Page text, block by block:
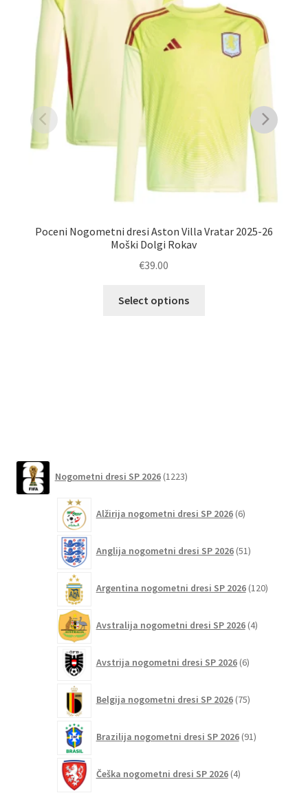
Poceni Nogometni dresi Aston Villa Vratar 2025-26
Moški Dolgi Rokav
€39.00
Select options
Nogometni dresi SP 2026 1223izdelkov
Alžirija nogometni dresi SP 2026 6izdelkov
Anglija nogometni dresi SP 2026 51izdelkov
Argentina nogometni dresi SP 2026 120izdelkov
Avstralija nogometni dresi SP 2026 4izdelki
Avstrija nogometni dresi SP 2026 6izdelkov
Belgija nogometni dresi SP 2026 75izdelkov
Brazilija nogometni dresi SP 2026 91izdelkov
Češka nogometni dresi SP 2026 4izdelki